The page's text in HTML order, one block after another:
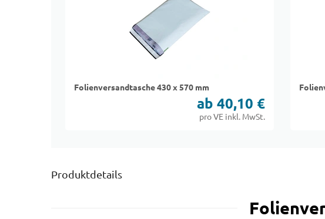
Folienversandtasche 430 x 570 mm
ab 40,10 €
pro VE inkl. MwSt.
Produktdetails